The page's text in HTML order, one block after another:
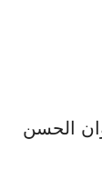
المظلمة سنة 300 ق.م.وان الحسن